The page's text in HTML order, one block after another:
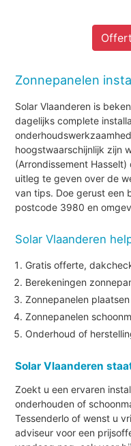
Zonnepanelen
Solar Vlaanderen is
dagelijks complete
hoogstwaarschijnlijk zijn
(Arrondissement
uitleg te geven over de
van tips. Doe gerust een
postcode 3980 en
Solar Vlaanderen
Gratis offerte,
Berekeningen
Zonnepanelen
Zonnepanelen
Onderhoud of
Solar Vlaanderen
Zoekt u een ervaren
onderhouden of
Tessenderlo of wenst u
adviseur voor een